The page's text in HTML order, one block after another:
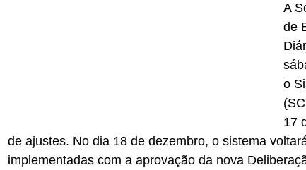
A
de
o
17
de ajustes. No dia 18 de dezembro, o sistema
implementadas com a aprovação da nova